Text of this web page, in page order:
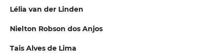
Lélia van der Linden
Nielton Robson dos Anjos
Tais Alves de Lima